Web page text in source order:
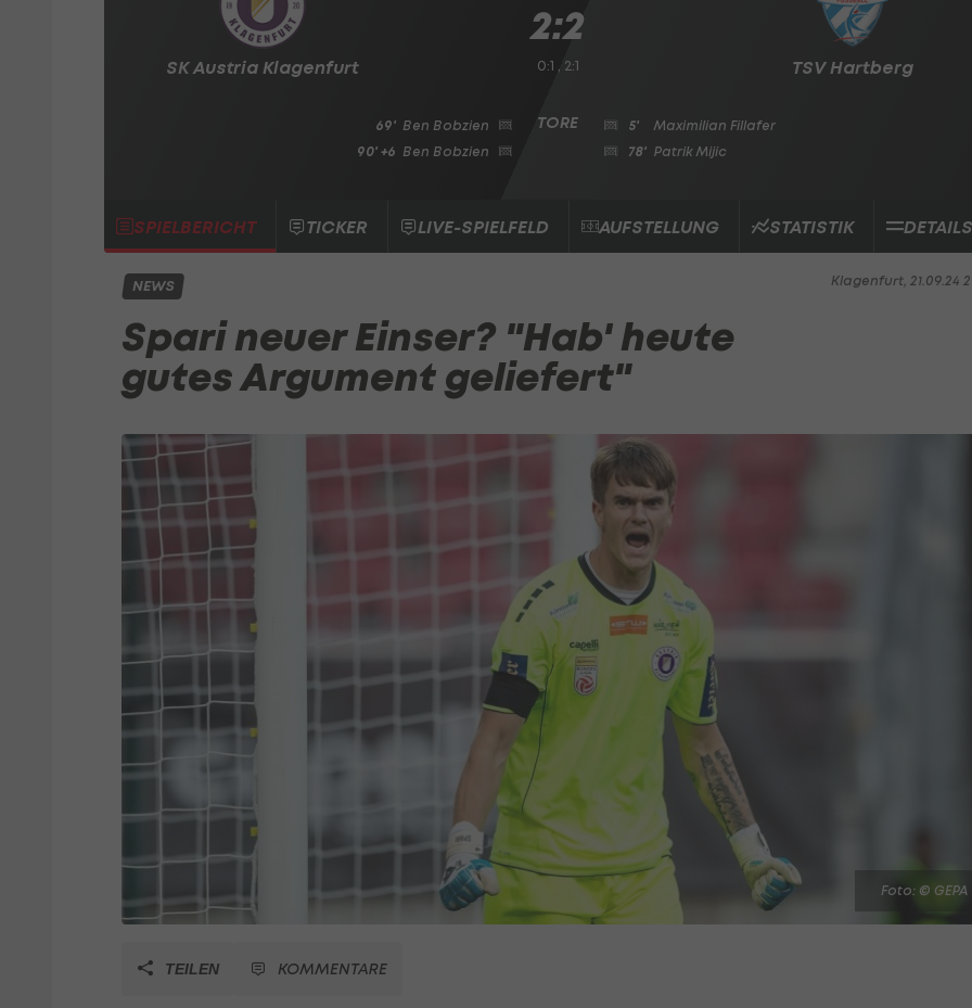
SK Austria Klagenfurt TSV Hartberg
2:2
0:1 , 2:1
69' Ben Bobzien
90' +6 Ben Bobzien
5'
Maximilian Fillafer
78' Patrik Mijic
SPIELBERICHT TICKER LIVE-SPIELFELD AUFSTELLUNG STATISTIK DETAILS
Klagenfurt, 21.09.24
NEWS
Spari neuer Einser? "Hab' heute
gutes Argument geliefert"
Foto: © GEPA
TEILEN KOMMENTARE